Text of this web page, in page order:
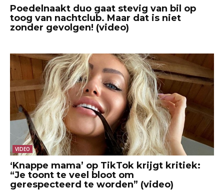
Poedelnaakt duo gaat stevig van bil op
toog van nachtclub. Maar dat is niet
zonder gevolgen! (video)
VIDEO
‘Knappe mama’ op TikTok krijgt kritiek:
“Je toont te veel bloot om
gerespecteerd te worden” (video)